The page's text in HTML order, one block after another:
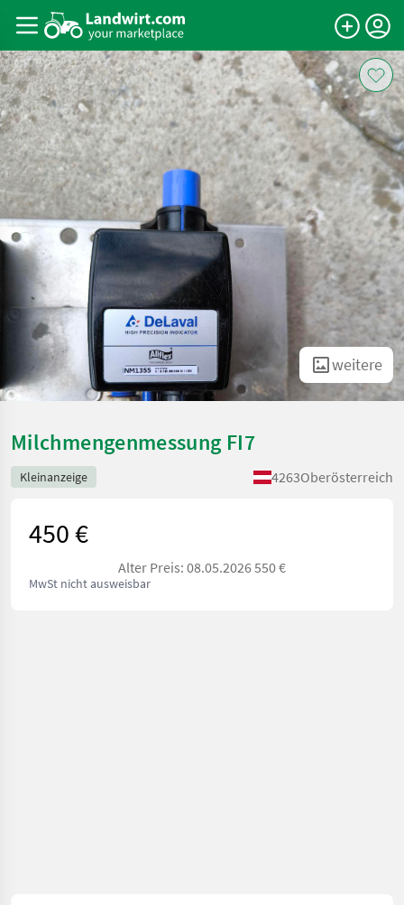
weitere
Milchmengenmessung FI7
Kleinanzeige 4263Oberösterreich
450 €
Alter Preis: 08.05.2026 550 €
MwSt nicht ausweisbar